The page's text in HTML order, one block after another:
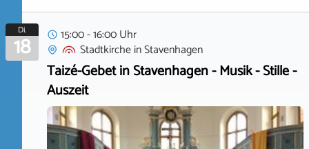
Di.
18
15:00 - 16:00 Uhr
StadtkircheinStavenhagen
Taizé-Gebet in Stavenhagen - Musik - Stille -
Auszeit